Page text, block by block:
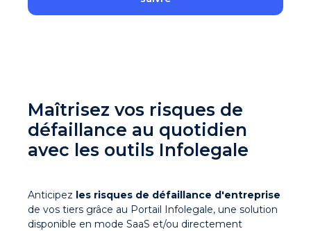
Maîtrisez vos risques de
défaillance au quotidien
avec les outils Infolegale
Anticipez les risques de défaillance d'entreprise
de vos tiers grâce au Portail Infolegale, une solution
disponible en mode SaaS et/ou directement